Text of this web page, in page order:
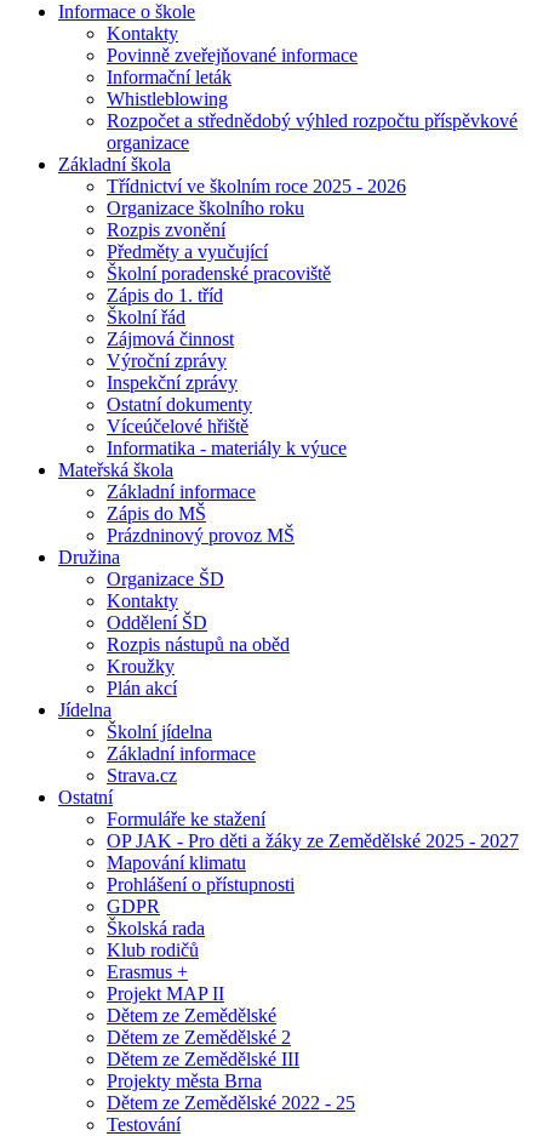
Informace o škole
Kontakty
Povinně zveřejňované informace
Informační leták
Whistleblowing
Rozpočet a střednědobý výhled rozpočtu příspěvkové
organizace
Základní škola
Třídnictví ve školním roce 2025 - 2026
Organizace školního roku
Rozpis zvonění
Předměty a vyučující
Školní poradenské pracoviště
Zápis do 1. tříd
Školní řád
Zájmová činnost
Výroční zprávy
Inspekční zprávy
Ostatní dokumenty
Víceúčelové hřiště
Informatika - materiály k výuce
Mateřská škola
Základní informace
Zápis do MŠ
Prázdninový provoz MŠ
Družina
Organizace ŠD
Kontakty
Oddělení ŠD
Rozpis nástupů na oběd
Kroužky
Plán akcí
Jídelna
Školní jídelna
Základní informace
Strava.cz
Ostatní
Formuláře ke stažení
OP JAK - Pro děti a žáky ze Zemědělské 2025 - 2027
Mapování klimatu
Prohlášení o přístupnosti
GDPR
Školská rada
Klub rodičů
Erasmus +
Projekt MAP II
Dětem ze Zemědělské
Dětem ze Zemědělské 2
Dětem ze Zemědělské III
Projekty města Brna
Dětem ze Zemědělské 2022 - 25
Testování